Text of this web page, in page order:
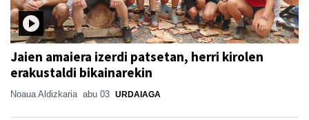
Jaien amaiera izerdi patsetan, herri kirolen
erakustaldi bikainarekin
Noaua Aldizkaria abu 03 URDAIAGA